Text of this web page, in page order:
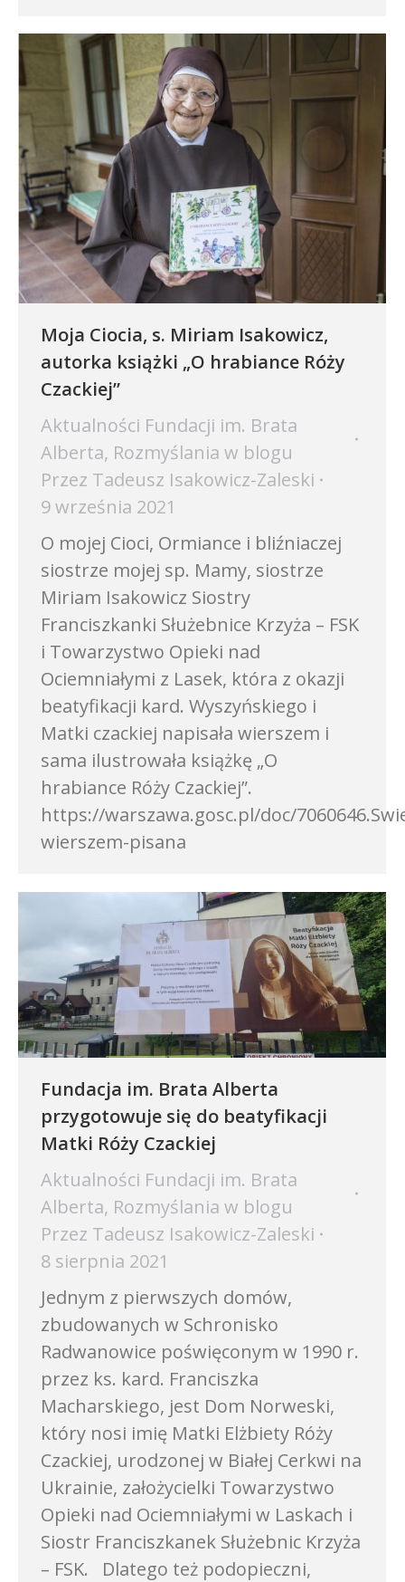
Moja Ciocia, s. Miriam Isakowicz,
autorka książki „O hrabiance Róży
Czackiej”
Aktualności Fundacji im. Brata
Alberta, Rozmyślania w blogu
Przez Tadeusz Isakowicz-Zaleski
9 września 2021
O mojej Cioci, Ormiance i bliźniaczej
siostrze mojej sp. Mamy, siostrze
Miriam Isakowicz Siostry
Franciszkanki Służebnice Krzyża – FSK
i Towarzystwo Opieki nad
Ociemniałymi z Lasek, która z okazji
beatyfikacji kard. Wyszyńskiego i
Matki czackiej napisała wierszem i
sama ilustrowała książkę „O
hrabiance Róży Czackiej”.
https://warszawa.gosc.pl/doc/
wierszem-pisana
Fundacja im. Brata Alberta
przygotowuje się do beatyfikacji
Matki Róży Czackiej
Aktualności Fundacji im. Brata
Alberta, Rozmyślania w blogu
Przez Tadeusz Isakowicz-Zaleski
8 sierpnia 2021
Jednym z pierwszych domów,
zbudowanych w Schronisko
Radwanowice poświęconym w 1990 r.
przez ks. kard. Franciszka
Macharskiego, jest Dom Norweski,
który nosi imię Matki Elżbiety Róży
Czackiej, urodzonej w Białej Cerkwi na
Ukrainie, założycielki Towarzystwo
Opieki nad Ociemniałymi w Laskach i
Siostr Franciszkanek Służebnic Krzyża
– FSK. Dlatego też podopieczni,